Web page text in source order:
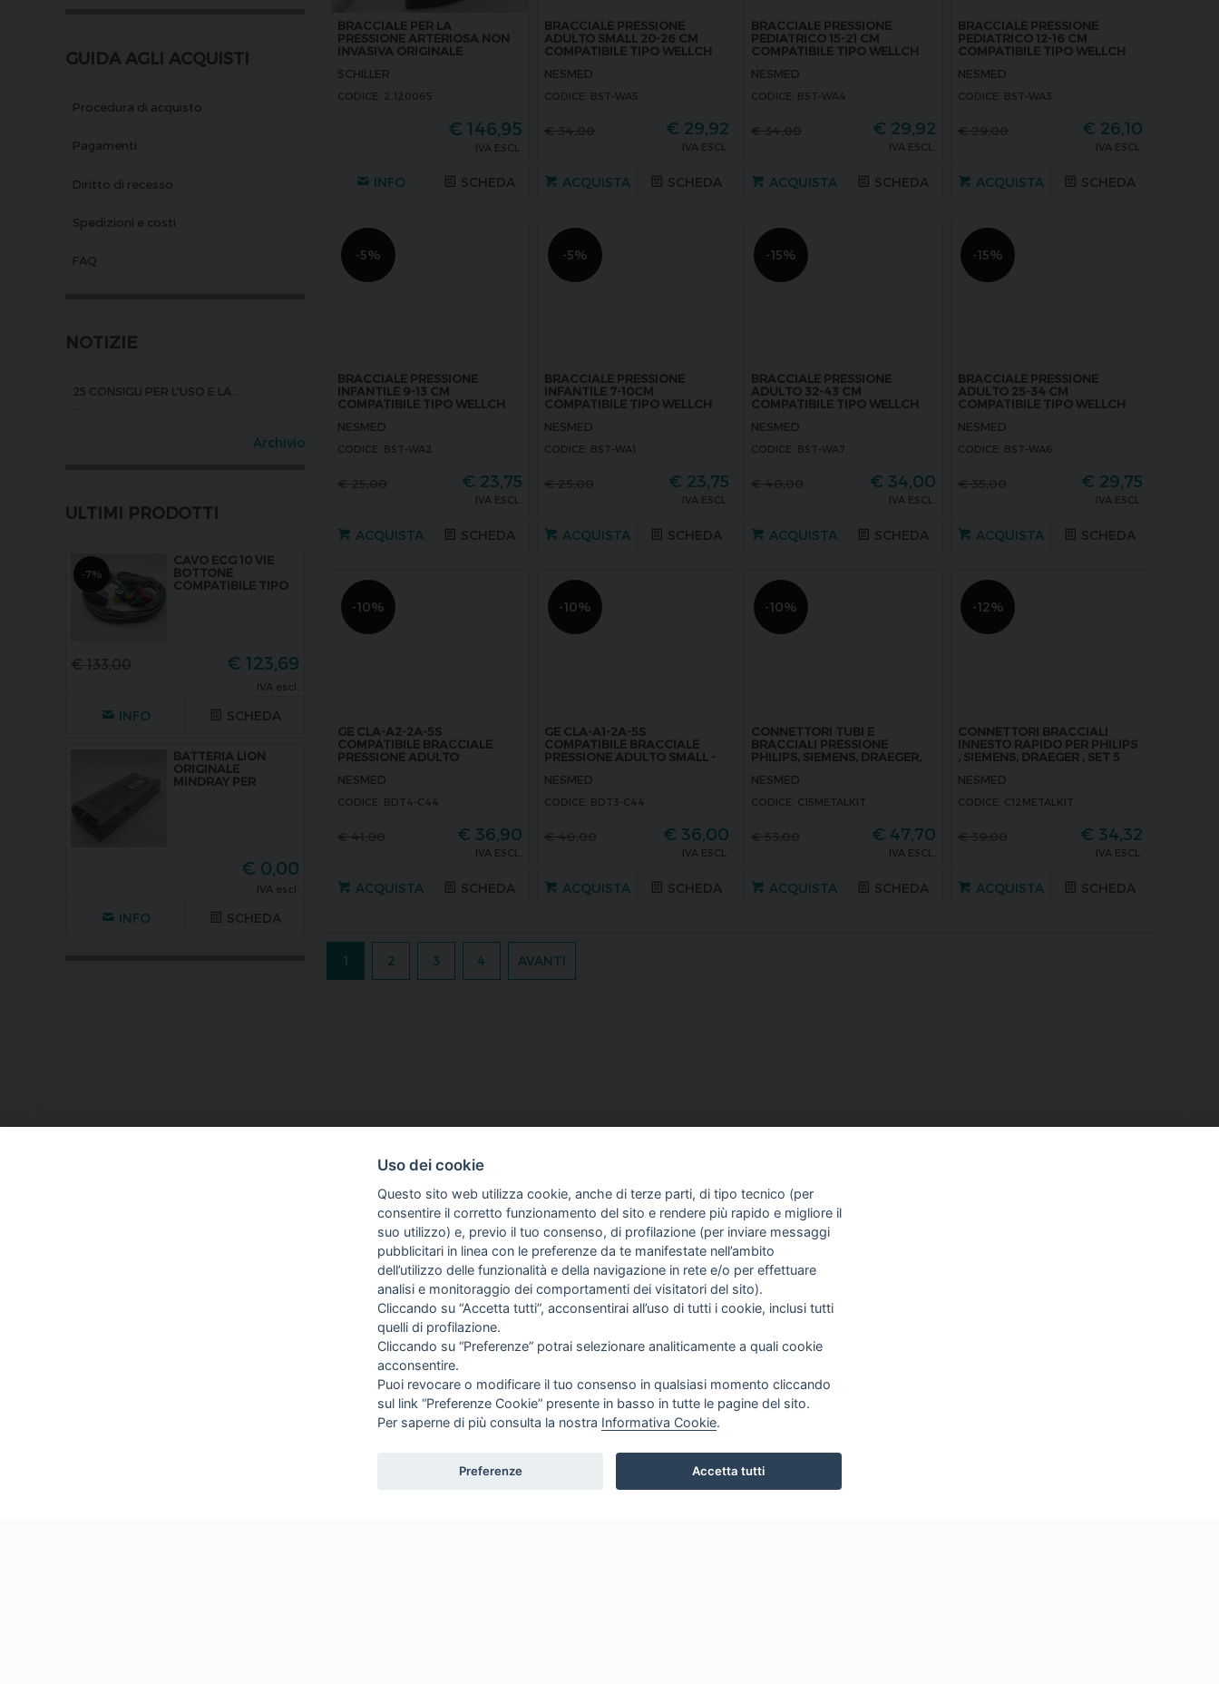
GUIDA AGLI ACQUISTI
Procedura di acquisto
Pagamenti
Diritto di recesso
Spedizioni e costi
FAQ
NOTIZIE
25 CONSIGLI PER L'USO E LA...
Archivio
ULTIMI PRODOTTI
-7%
CAVO ECG 10 VIE
BOTTONE
COMPATIBILE TIPO
€ 123,69
IVA escl.
INFO SCHEDA
BATTERIA LION
ORIGINALE
MINDRAY PER
€ 0,00
IVA escl.
INFO SCHEDA
BRACCIALE PER LA
PRESSIONE ARTERIOSA NON
INVASIVA ORIGINALE
SCHILLER
CODICE: 2.120065
€ 146,95
IVA ESCL.
INFO SCHEDA
BRACCIALE PRESSIONE
ADULTO SMALL 20-26 CM
COMPATIBILE TIPO WELLCH
NESMED
CODICE: BST-WA5
€ 29,92
IVA ESCL.
ACQUISTA SCHEDA
BRACCIALE PRESSIONE
PEDIATRICO 15-21 CM
COMPATIBILE TIPO WELLCH
NESMED
CODICE: BST-WA4
€ 29,92
IVA ESCL.
ACQUISTA SCHEDA
BRACCIALE PRESSIONE
PEDIATRICO 12-16 CM
COMPATIBILE TIPO WELLCH
NESMED
CODICE: BST-WA3
€ 26,10
IVA ESCL.
ACQUISTA SCHEDA
-5%
BRACCIALE PRESSIONE
INFANTILE 9-13 CM
COMPATIBILE TIPO WELLCH
NESMED
CODICE: BST-WA2
€ 23,75
IVA ESCL.
ACQUISTA SCHEDA
-5%
BRACCIALE PRESSIONE
INFANTILE 7-10CM
COMPATIBILE TIPO WELLCH
NESMED
CODICE: BST-WA1
€ 23,75
IVA ESCL.
ACQUISTA SCHEDA
-15%
BRACCIALE PRESSIONE
ADULTO 32-43 CM
COMPATIBILE TIPO WELLCH
NESMED
CODICE: BST-WA7
€ 34,00
IVA ESCL.
ACQUISTA SCHEDA
-15%
BRACCIALE PRESSIONE
ADULTO 25-34 CM
COMPATIBILE TIPO WELLCH
NESMED
CODICE: BST-WA6
€ 29,75
IVA ESCL.
ACQUISTA SCHEDA
-10%
GE CLA-A2-2A-5S
COMPATIBILE BRACCIALE
PRESSIONE ADULTO
NESMED
CODICE: BDT4-C44
€ 36,90
IVA ESCL.
ACQUISTA SCHEDA
-10%
GE CLA-A1-2A-5S
COMPATIBILE BRACCIALE
PRESSIONE ADULTO SMALL -
NESMED
CODICE: BDT3-C44
€ 36,00
IVA ESCL.
ACQUISTA SCHEDA
-10%
CONNETTORI TUBI E
BRACCIALI PRESSIONE
PHILIPS, SIEMENS, DRAEGER,
NESMED
CODICE: C15METALKIT
€ 47,70
IVA ESCL.
ACQUISTA SCHEDA
-12%
CONNETTORI BRACCIALI
INNESTO RAPIDO PER PHILIPS
, SIEMENS, DRAEGER , SET 5
NESMED
CODICE: C12METALKIT
€ 34,32
IVA ESCL.
ACQUISTA SCHEDA
1 2 3 4 AVANTI
Uso dei cookie
Questo sito web utilizza cookie, anche di terze parti, di tipo tecnico (per
consentire il corretto funzionamento del sito e rendere più rapido e migliore il
suo utilizzo) e, previo il tuo consenso, di profilazione (per inviare messaggi
pubblicitari in linea con le preferenze da te manifestate nell’ambito
dell’utilizzo delle funzionalità e della navigazione in rete e/o per effettuare
analisi e monitoraggio dei comportamenti dei visitatori del sito).
Cliccando su “Accetta tutti”, acconsentirai all’uso di tutti i cookie, inclusi tutti
quelli di profilazione.
Cliccando su “Preferenze” potrai selezionare analiticamente a quali cookie
acconsentire.
Puoi revocare o modificare il tuo consenso in qualsiasi momento cliccando
sul link “Preferenze Cookie” presente in basso in tutte le pagine del sito.
Per saperne di più consulta la nostra Informativa Cookie.
Preferenze Accetta tutti